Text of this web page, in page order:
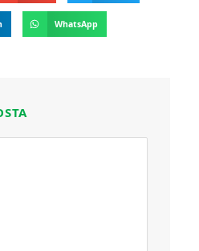
WhatsApp